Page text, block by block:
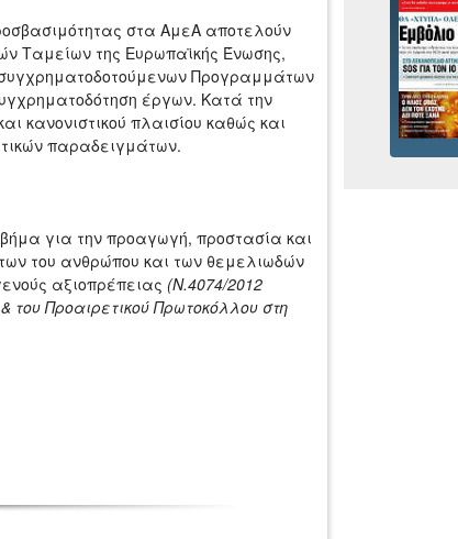
στα ΑμεΑ αποτελούν
Ταμείων της Ευρωπαϊκής Ένωσης,
Προγραμμάτων
έργων. Κατά την
κανονιστικού πλαισίου καθώς και
παραδειγμάτων.
για την προαγωγή, προστασία και
του ανθρώπου και των θεμελιωδών
αξιοπρέπειας (Ν.4074/2012
Προαιρετικού Πρωτοκόλλου στη